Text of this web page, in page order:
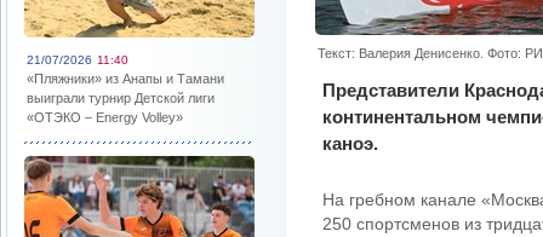
21/07/2026 11:40
«Пляжники» из Анапы и Тамани
выиграли турнир Детской лиги
«ОТЭКО – Energy Volley»
Текст: Валерия Денисенко. Фото:
Представители
континентальном
каноэ.
На гребном канале
250 спортсменов из